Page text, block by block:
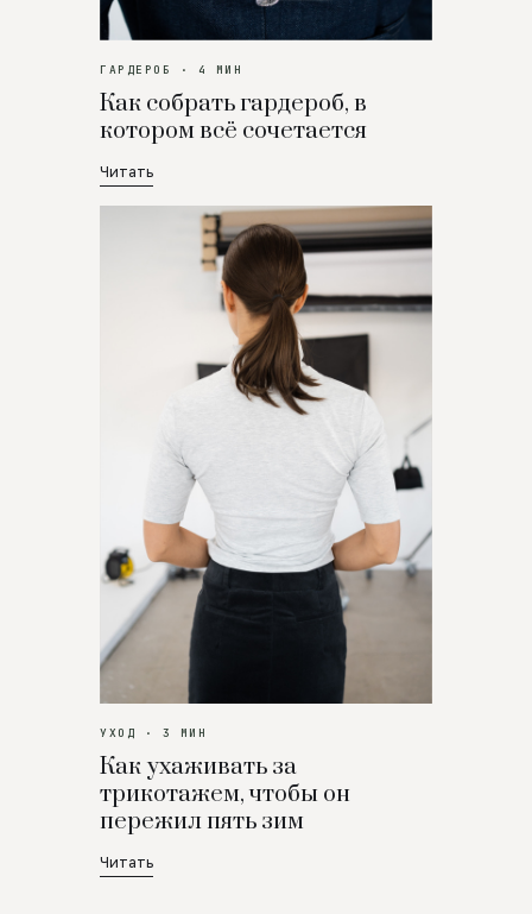
ГАРДЕРОБ · 4 МИН
Как собрать гардероб, в
котором всё сочетается
Читать
УХОД · 3 МИН
Как ухаживать за
трикотажем, чтобы он
пережил пять зим
Читать